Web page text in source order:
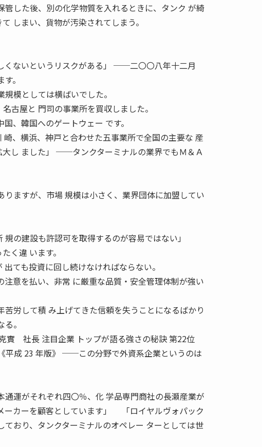
した後、別の化学物質を入れるときに、タンク が綺
しまい、貨物が汚染されてしまう。
くないというリスクがある」 ──二〇〇八年十二月
。
模としては横ばいでした。
古屋と 門司の事業所を買収しました。
、韓国へのゲートウェー です。
、横浜、神戸と合わせた五事業所で全国の主要な 産
し ました」 ──タンクターミナルの業界でもＭ＆Ａ
ますが、市場 規模は小さく、業界団体に加盟してい
規の建設も許認可を取得するのが容易ではない」
く違 います。
ても投資に回し続けなければならない。
意を払い、非常 に厳重な品質・安全管理体制が強い
労して積 み上げてきた信頼を失うことになるばかり
。
實 社長 注目企業 トップが語る強さの秘訣 第22位
成 23 年版》 ──この分野で外資系企業というのは
運がそれぞれ四〇％、化 学品専門商社の長瀬産業が
ーカーを顧客としています」 「ロイヤルヴォパック
おり、タンクターミナルのオペレー ターとしては世